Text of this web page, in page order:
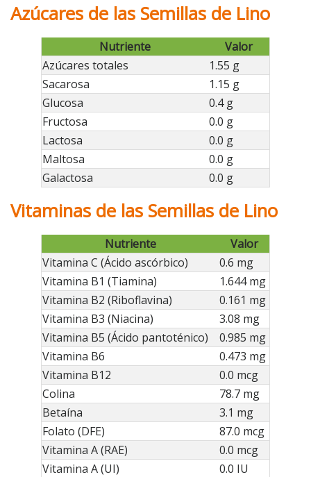
Azúcares de las Semillas de Lino
Nutriente
Valor
Azúcares totales
1.55 g
Sacarosa
1.15 g
Glucosa
0.4 g
Fructosa
0.0 g
Lactosa
0.0 g
Maltosa
0.0 g
Galactosa
0.0 g
Vitaminas de las Semillas de Lino
Nutriente
Valor
Vitamina C (Ácido ascórbico)
0.6 mg
Vitamina B1 (Tiamina)
1.644 mg
Vitamina B2 (Riboflavina)
0.161 mg
Vitamina B3 (Niacina)
3.08 mg
Vitamina B5 (Ácido pantoténico)
0.985 mg
Vitamina B6
0.473 mg
Vitamina B12
0.0 mcg
Colina
78.7 mg
Betaína
3.1 mg
Folato (DFE)
87.0 mcg
Vitamina A (RAE)
0.0 mcg
Vitamina A (UI)
0.0 IU